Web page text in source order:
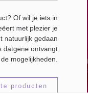
Of wil je iets in
met plezier je
natuurlijk gedaan
datgene ontvangt
mogelijkheden.
producten